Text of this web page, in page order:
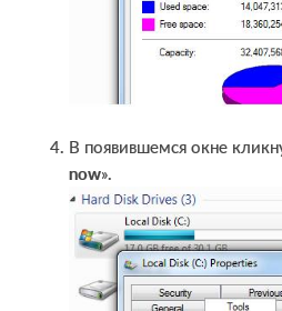
В появившемся окне
now».